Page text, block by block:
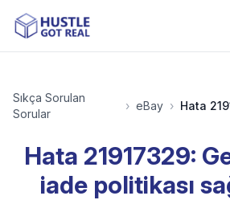
Sıkça Sorulan
Sorular
› eBay ›
Hata 21917329:
iade politikası